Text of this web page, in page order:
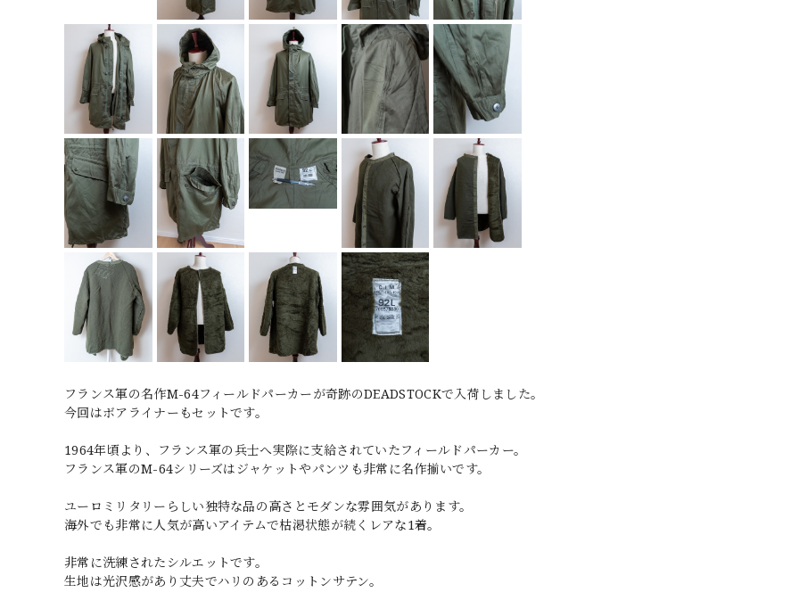
フランス軍の名作M-64フィールドパーカーが奇跡のDEADSTOCKで入荷しました。
今回はボアライナーもセットです。
1964年頃より、フランス軍の兵士へ実際に支給されていたフィールドパーカー。
フランス軍のM-64シリーズはジャケットやパンツも非常に名作揃いです。
ユーロミリタリーらしい独特な品の高さとモダンな雰囲気があります。
海外でも非常に人気が高いアイテムで枯渇状態が続くレアな1着。
非常に洗練されたシルエットです。
生地は光沢感があり丈夫でハリのあるコットンサテン。